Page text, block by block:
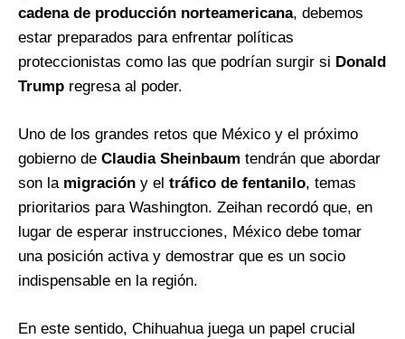
cadena de producción norteamericana, debemos
estar preparados para enfrentar políticas
proteccionistas como las que podrían surgir si Donald
Trump regresa al poder.
Uno de los grandes retos que México y el próximo
gobierno de Claudia Sheinbaum tendrán que abordar
son la migración y el tráfico de fentanilo, temas
prioritarios para Washington. Zeihan recordó que, en
lugar de esperar instrucciones, México debe tomar
una posición activa y demostrar que es un socio
indispensable en la región.
En este sentido, Chihuahua juega un papel crucial